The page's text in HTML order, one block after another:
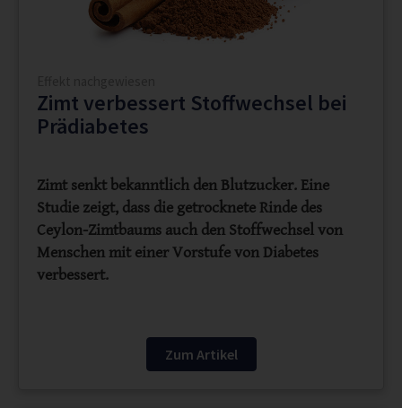
Zimt verbessert Stoffwechsel bei
Prädiabetes
Zimt senkt bekanntlich den Blutzucker. Eine
Studie zeigt, dass die getrocknete Rinde des
Ceylon-Zimtbaums auch den Stoffwechsel von
Menschen mit einer Vorstufe von Diabetes
verbessert.
Zum Artikel